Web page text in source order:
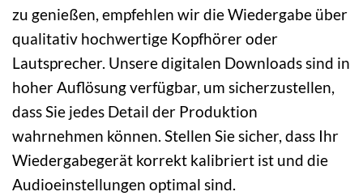
zu genießen, empfehlen wir die Wiedergabe über
qualitativ hochwertige Kopfhörer oder
Lautsprecher. Unsere digitalen Downloads sind in
hoher Auflösung verfügbar, um sicherzustellen,
dass Sie jedes Detail der Produktion
wahrnehmen können. Stellen Sie sicher, dass Ihr
Wiedergabegerät korrekt kalibriert ist und die
Audioeinstellungen optimal sind.